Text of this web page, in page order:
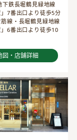
下鉄長堀鶴見緑地線
」7番出口より徒歩5分
線・長堀鶴見緑地線
」6番出口より徒歩10
図・店舗詳細